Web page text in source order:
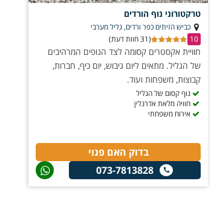
טרקטורוני נוף הורדים
כביש הזיתים כפר ורדים, גליל מערבי
10
(31 חוות דעת)
חוויית אקסטרים קסומה לצד הנופים המרהיבים
של הגליל. מתאים ליום גיבוש, יום כיף, חברות,
קבוצות, משפחות ועוד.
נוף קסום של הגליל
חוויה מלאת אדרנלין
אירוח משפחתי
בדוק האם פנוי
073-7813828